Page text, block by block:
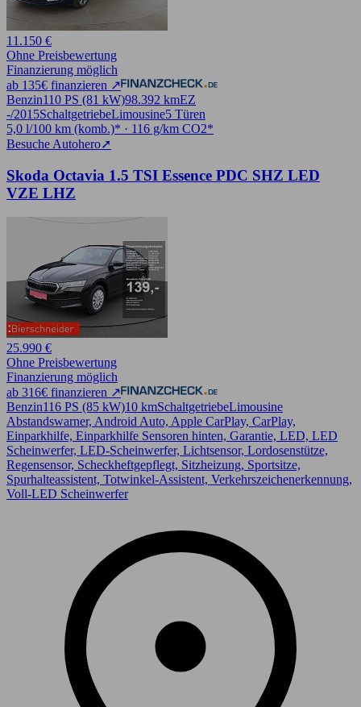
11.150 €
Ohne Preisbewertung
Finanzierung möglich
ab 135€ finanzieren ↗
Benzin110 PS (81 kW)98.392 kmEZ
-/2015SchaltgetriebeLimousine5 Türen
5,0 l/100 km (komb.)* · 116 g/km CO2*
Besuche Autohero➚
Skoda Octavia 1.5 TSI Essence PDC SHZ LED
VZE LHZ
25.990 €
Ohne Preisbewertung
Finanzierung möglich
ab 316€ finanzieren ↗
Benzin116 PS (85 kW)10 kmSchaltgetriebeLimousine
Abstandswarner, Android Auto, Apple CarPlay, CarPlay,
Einparkhilfe, Einparkhilfe Sensoren hinten, Garantie, LED, LED
Scheinwerfer, LED-Scheinwerfer, Lichtsensor, Lordosenstütze,
Regensensor, Scheckheftgepflegt, Sitzheizung, Sportsitze,
Spurhalteassistent, Totwinkel-Assistent, Verkehrszeichenerkennung,
Voll-LED Scheinwerfer